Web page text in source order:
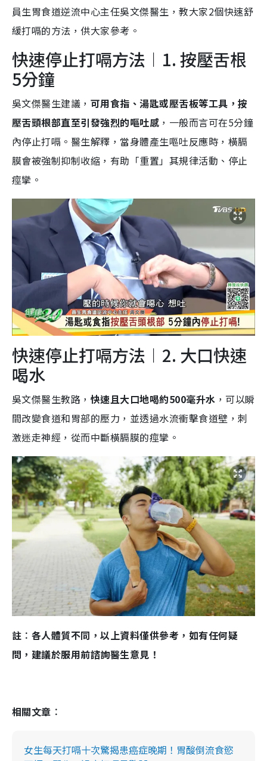
員生胃食道逆流中心主任吳文傑醫生，教大家2個快速舒
緩打嗝的方法，供大家參考。
快速停止打嗝方法︱1. 按壓舌根
5分鐘
吳文傑醫生建議， 可用食指、湯匙或壓舌板等工具，按
壓舌頭根部直至引發強烈的嘔吐感 ，一般而言可在5分鐘
內停止打嗝。醫生解釋，當身體產生嘔吐反應時，橫膈
膜會被強制抑制收縮，有助「重置」其規律活動、停止
痙攣。
快速停止打嗝方法︱2. 大口快速
喝水
吳文傑醫生教路， 快速且大口地喝約500毫升水 ，可以瞬
間改變食道和胃部的壓力，並透過水流衝擊食道壁，刺
激迷走神經，從而中斷橫膈膜的痙攣。
註︰各人體質不同，以上資料僅供參考，如有任何疑
問，建議於服用前諮詢醫生意見！
相關文章︰
女生每天打嗝十次驚揭患癌症晚期！胃酸倒流食慾